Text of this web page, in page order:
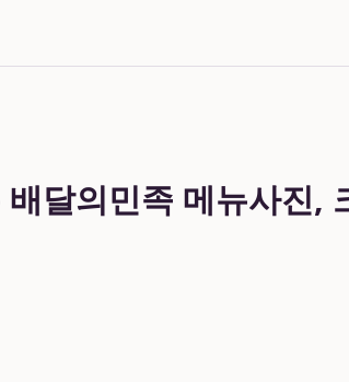
달의민족 메뉴사진,